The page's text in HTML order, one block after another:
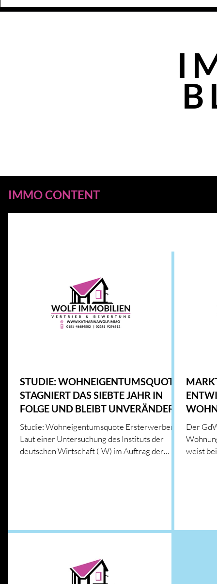
IMMO CONTENT
HAUS & HEIM KFW HAUS & HEIM
STUDIE: WOHNEIGENTUMSQUOTE
STAGNIERT DAS SIEBTE JAHR IN
FOLGE UND BLEIBT UNVERÄNDERT
Studie: Wohneigentumsquote Ersterwerber
Laut einer Untersuchung des Instituts der
deutschen Wirtschaft (IW) im Auftrag der
Der
weist